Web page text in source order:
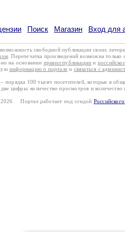
Поиск Магазин Вход для
свободной публикации своих
. Перепечатка произведений возможна
на основании правил публикации и
информацию о портале и связаться с
порядка 100 тысяч посетителей, которые в
цифры: количество просмотров и количество
2026 Портал работает под эгидой